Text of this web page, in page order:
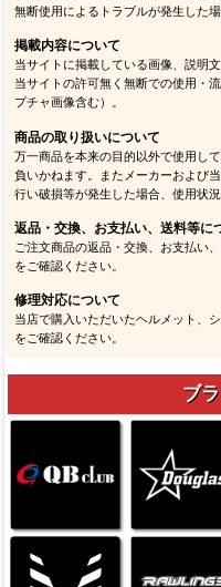
無断使用によるトラブルが発生した
掲載内容について
当サイトに掲載している画像、説明
当サイトの許可無く無断での使用・
プチャ画像含む）。
商品の取り扱いについて
万一商品を本来の目的以外で使用し
負いかねます。またメーカーおよび
行い破損等が発生した場合、使用状
返品・交換、お支払い、送料等に
ご注文商品の返品・交換、お支払い
をご確認ください。
修理対応について
当店で購入いただいたヘルメット、
をご確認ください。
ブ